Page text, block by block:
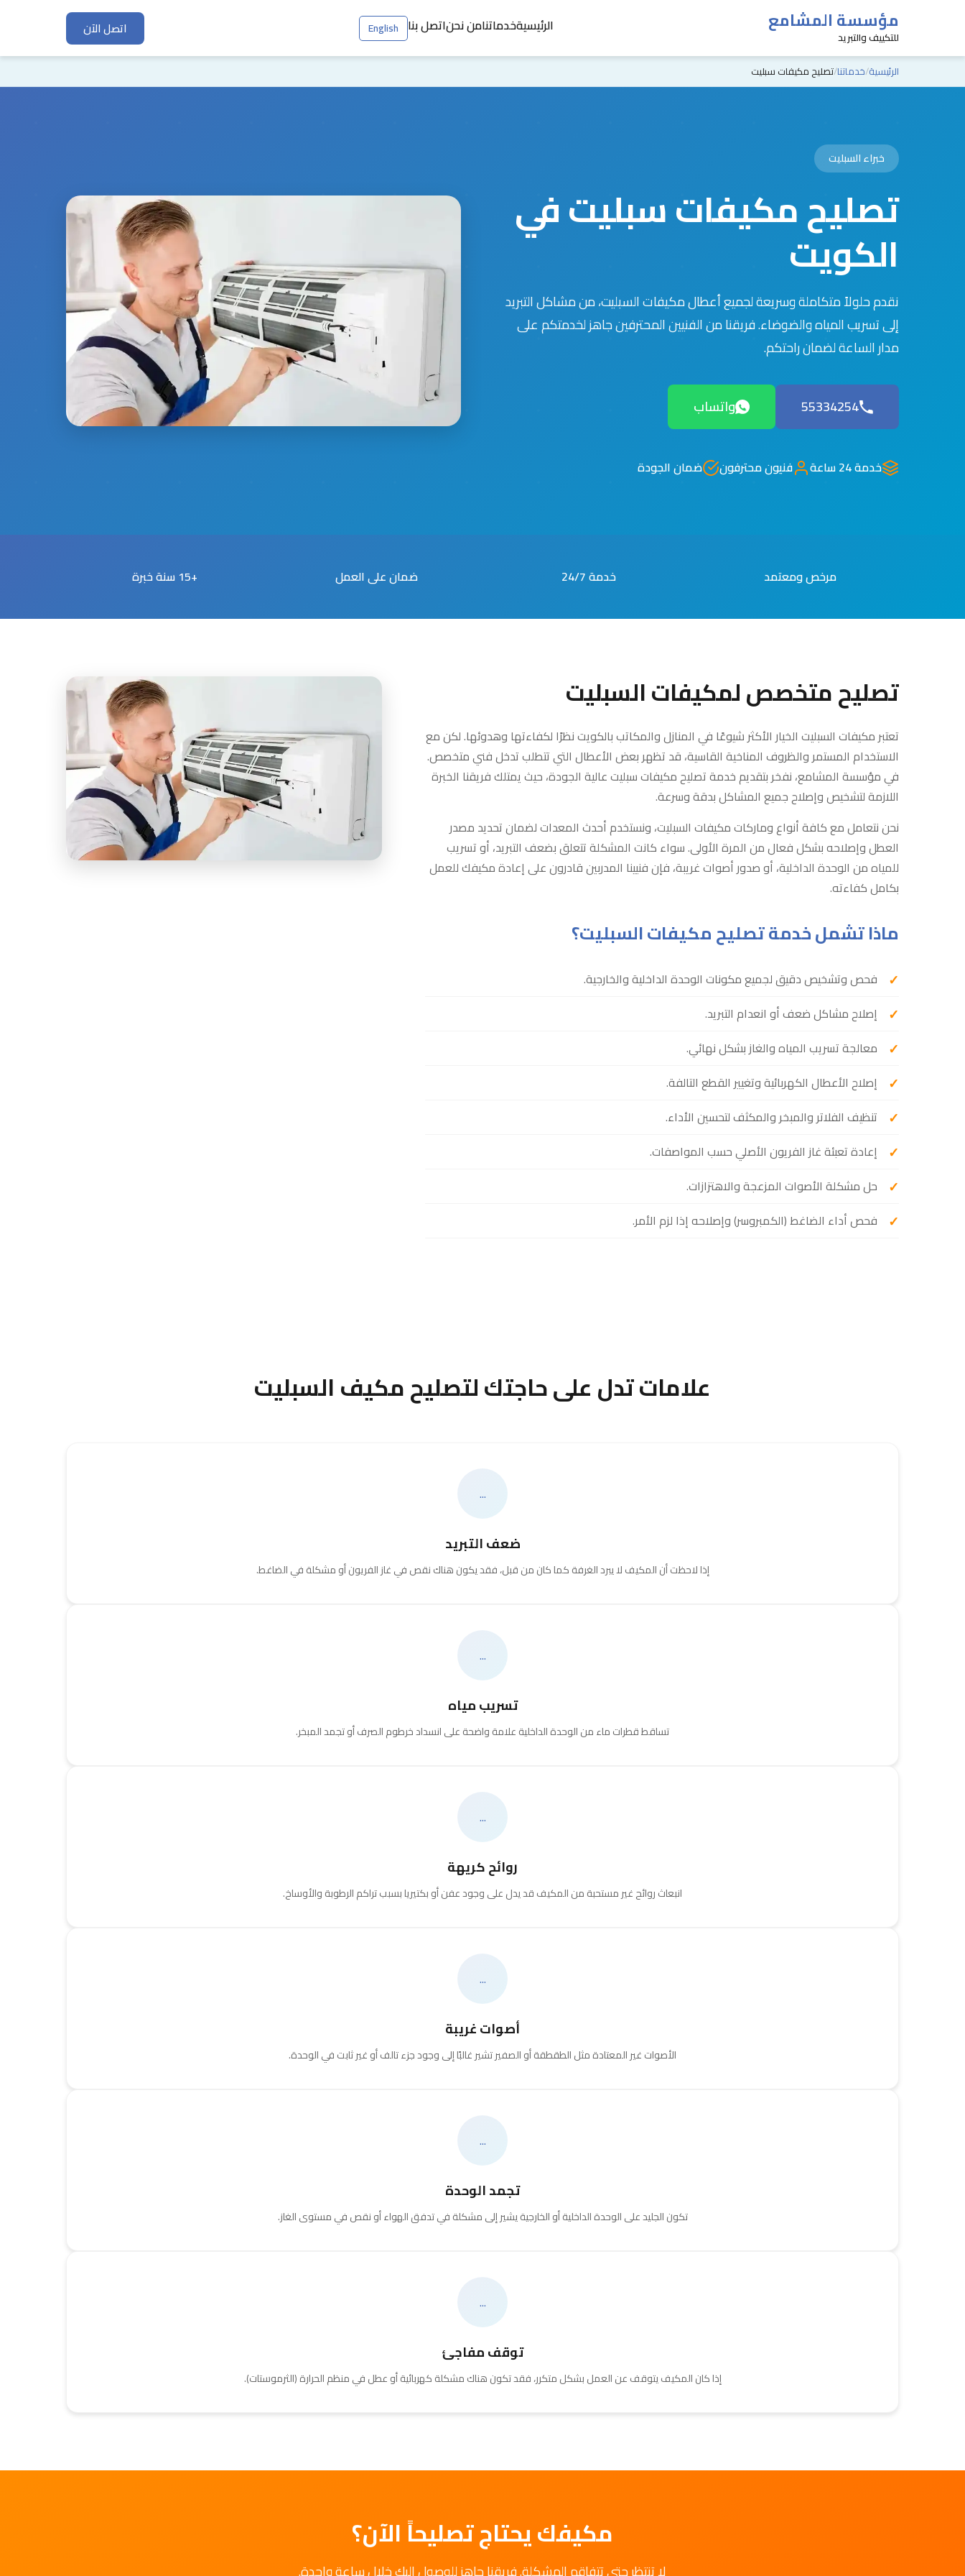
مؤسسة المشامع
للتكييف والتبريد
الرئيسيةخدماتنامن نحناتصل بنا English اتصل الآن
الرئيسية خدماتنا تصليح مكيفات سبليت
خبراء السبليت
تصليح مكيفات سبليت في
الكويت
نقدم حلولاً متكاملة وسريعة لجميع أعطال مكيفات السبليت، من مشاكل التبريد
إلى تسريب المياه والضوضاء. فريقنا من الفنيين المحترفين جاهز لخدمتكم على
مدار الساعة لضمان راحتكم.
55334254 واتساب
خدمة 24 ساعة فنيون محترفون ضمان الجودة
مرخص ومعتمد خدمة 24/7 ضمان على العمل +15 سنة خبرة
تصليح متخصص لمكيفات السبليت
تعتبر مكيفات السبليت الخيار الأكثر شيوعًا في المنازل والمكاتب بالكويت نظرًا لكفاءتها وهدوئها. لكن مع
الاستخدام المستمر والظروف المناخية القاسية، قد تظهر بعض الأعطال التي تتطلب تدخل فني متخصص.
في مؤسسة المشامع، نفخر بتقديم خدمة تصليح مكيفات سبليت عالية الجودة، حيث يمتلك فريقنا الخبرة
اللازمة لتشخيص وإصلاح جميع المشاكل بدقة وسرعة.
نحن نتعامل مع كافة أنواع وماركات مكيفات السبليت، ونستخدم أحدث المعدات لضمان تحديد مصدر
العطل وإصلاحه بشكل فعال من المرة الأولى. سواء كانت المشكلة تتعلق بضعف التبريد، أو تسريب
للمياه من الوحدة الداخلية، أو صدور أصوات غريبة، فإن فنيينا المدربين قادرون على إعادة مكيفك للعمل
بكامل كفاءته.
ماذا تشمل خدمة تصليح مكيفات السبليت؟
فحص وتشخيص دقيق لجميع مكونات الوحدة الداخلية والخارجية.
إصلاح مشاكل ضعف أو انعدام التبريد.
معالجة تسريب المياه والغاز بشكل نهائي.
إصلاح الأعطال الكهربائية وتغيير القطع التالفة.
تنظيف الفلاتر والمبخر والمكثف لتحسين الأداء.
إعادة تعبئة غاز الفريون الأصلي حسب المواصفات.
حل مشكلة الأصوات المزعجة والاهتزازات.
فحص أداء الضاغط (الكمبروسر) وإصلاحه إذا لزم الأمر.
علامات تدل على حاجتك لتصليح مكيف السبليت
...
ضعف التبريد
إذا لاحظت أن المكيف لا يبرد الغرفة كما كان من قبل، فقد يكون هناك نقص في غاز الفريون أو مشكلة في الضاغط.
...
تسريب مياه
تساقط قطرات ماء من الوحدة الداخلية علامة واضحة على انسداد خرطوم الصرف أو تجمد المبخر.
...
روائح كريهة
انبعاث روائح غير مستحبة من المكيف قد يدل على وجود عفن أو بكتيريا بسبب تراكم الرطوبة والأوساخ.
...
أصوات غريبة
الأصوات غير المعتادة مثل الطقطقة أو الصفير تشير غالبًا إلى وجود جزء تالف أو غير ثابت في الوحدة.
...
تجمد الوحدة
تكون الجليد على الوحدة الداخلية أو الخارجية يشير إلى مشكلة في تدفق الهواء أو نقص في مستوى الغاز.
...
توقف مفاجئ
إذا كان المكيف يتوقف عن العمل بشكل متكرر، فقد تكون هناك مشكلة كهربائية أو عطل في منظم الحرارة (الثرموستات).
مكيفك يحتاج تصليحاً الآن؟